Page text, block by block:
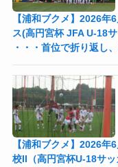
【浦和ブクメ】2026
ス(高円宮杯 JFA U-18
・・・首位で折り返し
【浦和ブクメ】2026
校II（高円宮杯U-18サ